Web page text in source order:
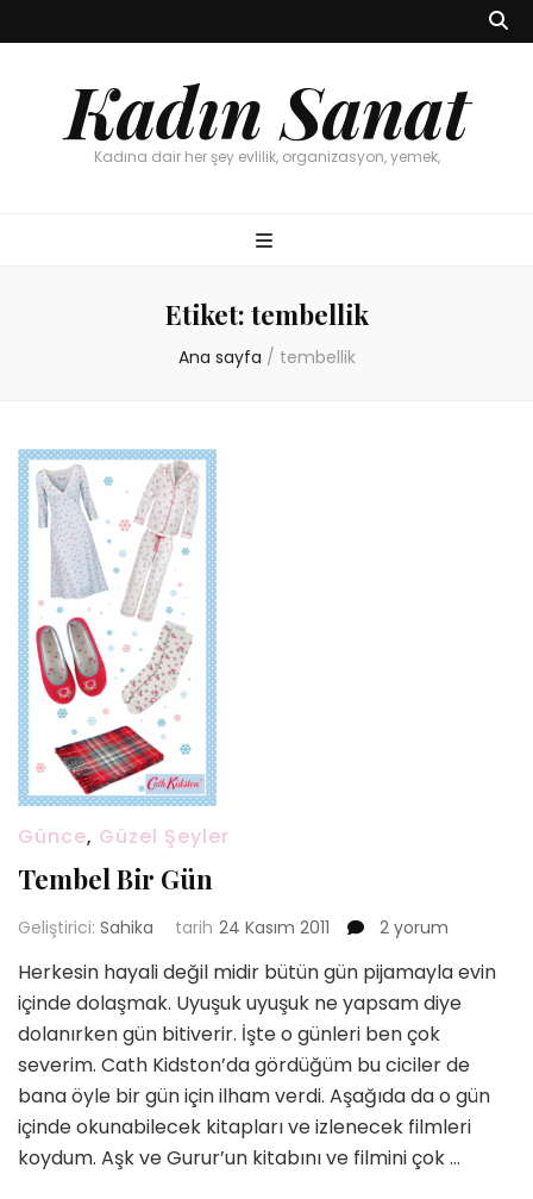
Kadın Sanat
Kadına dair her şey evlilik, organizasyon, yemek,
Etiket: tembellik
Ana sayfa / tembellik
Günce, Güzel Şeyler
Tembel Bir Gün
Geliştirici: Sahika tarih 24 Kasım 2011
Tembel
Gün
için
2 yorum
Herkesin hayali değil midir bütün gün pijamayla evin
içinde dolaşmak. Uyuşuk uyuşuk ne yapsam diye
dolanırken gün bitiverir. İşte o günleri ben çok
severim. Cath Kidston’da gördüğüm bu ciciler de
bana öyle bir gün için ilham verdi. Aşağıda da o gün
içinde okunabilecek kitapları ve izlenecek filmleri
koydum. Aşk ve Gurur’un kitabını ve filmini çok …